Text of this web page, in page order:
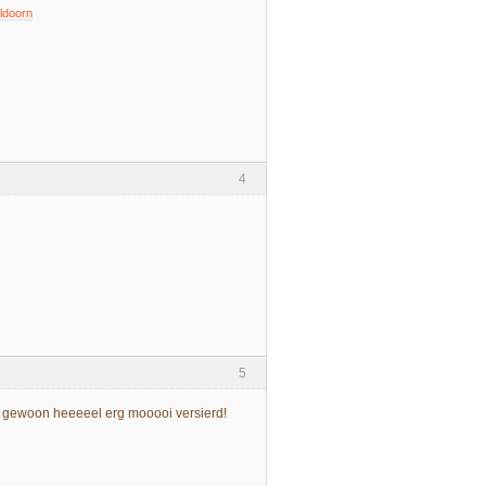
4
5
heeeeel erg mooooi versierd!